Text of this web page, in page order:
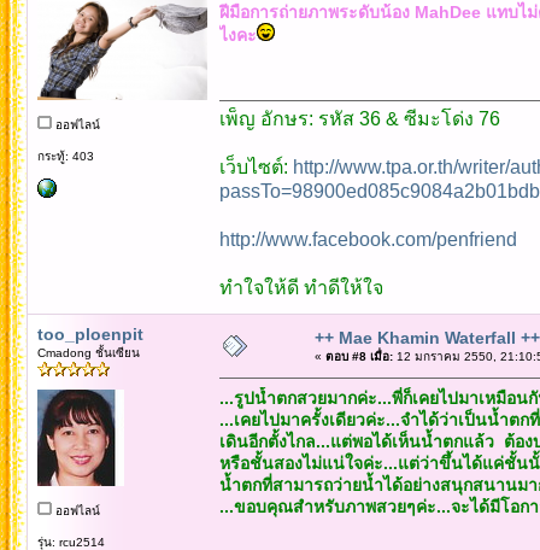
ออฟไลน์
กระทู้: 403
ฝีมือการถ่ายภาพระดับน้อง MahDee แทบ
ไงคะ
เพ็ญ อักษร: รหัส 36 & ซีมะโด่ง 76
เว็บไซต์: http://www.tpa.or.th/writer/
http://www.facebook.com/penfriend
ทำใจให้ดี ทำดีให้ใจ
too_ploenpit
Cmadong ชั้นเซียน
ออฟไลน์
รุ่น: rcu2514
++ Mae Khamin Waterfall ++
« ตอบ #8 เมื่อ:12 มกราคม 2550,
...รูปน้ำตกสวยมากค่ะ...พี่ก็เคยไปมาเหมือน
...เคยไปมาครั้งเดียวค่ะ...จำได้ว่าเป็นน้ำต
เดินอีกตั้งไกล...แต่พอได้เห็นน้ำตกแล้ว ต้อ
หรือชั้นสองไม่แน่ใจค่ะ...แต่ว่าขึ้นได้แค่ชั้น
น้ำตกที่สามารถว่ายน้ำได้อย่างสนุกสนานม
...ขอบคุณสำหรับภาพสวยๆค่ะ...จะได้มีโอก